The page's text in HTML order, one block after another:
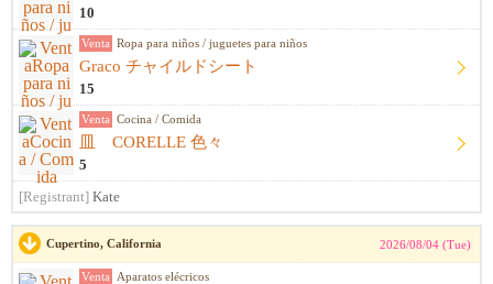
10
Venta Ropa para niños / juguetes para niños
Graco チャイルドシート
15
Venta Cocina / Comida
皿 CORELLE 色々
5
[Registrant] Kate
Cupertino, California 2026/08/04 (Tue)
Venta Aparatos elécricos